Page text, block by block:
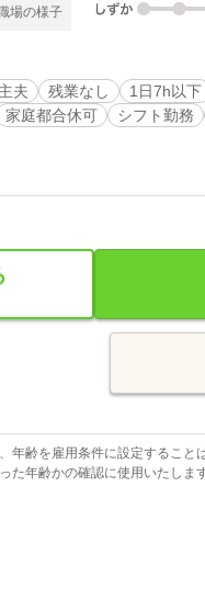
場の様子
夫 残業なし 1日7h以下
家庭都合休可 シフト勤務
齢を雇用条件に設定すること
た年齢かの確認に使用いたします